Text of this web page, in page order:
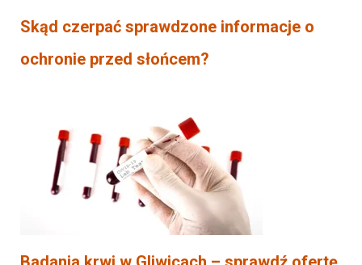
Skąd czerpać sprawdzone informacje o
ochronie przed słońcem?